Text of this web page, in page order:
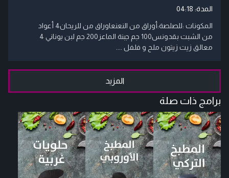
المدة: 04:18
المكونات :للصلصة:أوراق من النعنعاوراق من للريحان4 أعواد
من الشبت بقدونس100 جم جبنة الماعز200 جم لبن يوناني 4
معالق زيت زيتون ملح و فلفل ....
المزيد
برامج ذات صلة